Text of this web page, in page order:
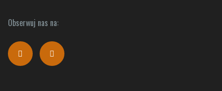
Obserwuj nas na: